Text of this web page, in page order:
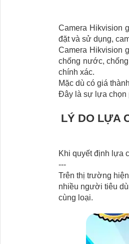
Camera Hikvision
đặt và sử dụng,
Camera Hikvision
chống nước,
chính xác.
Mặc dù có giá
Đây là sự lựa chọn
LÝ DO LỰA
Khi quyết định lựa
---
Trên thị trường
nhiều người tiêu
cùng loại.